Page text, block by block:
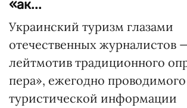
«ак...
Украинский туризм глазами
отечественных журналистов
лейтмотив традиционного
пера», ежегодно
туристической информации